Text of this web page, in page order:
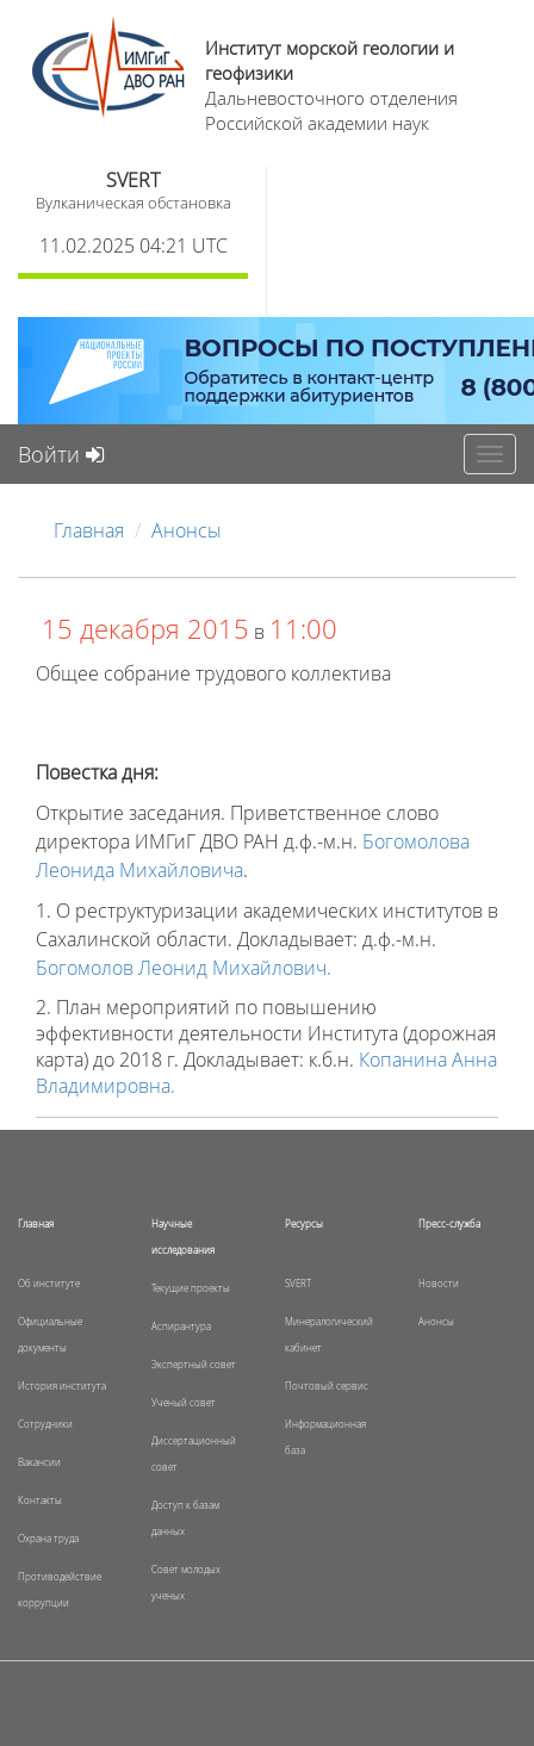
Институт морской геологии и
геофизики
Дальневосточного отделения
Российской академии наук
SVERT
Вулканическая обстановка
11.02.2025 04:21 UTC
Войти
Главная Анонсы
15 декабря 2015 в 11:00
Общее собрание трудового коллектива
Повестка дня:
Открытие заседания. Приветственное слово
директора ИМГиГ ДВО РАН д.ф.-м.н. Богомолова
Леонида Михайловича.
1. О реструктуризации академических институтов в
Сахалинской области. Докладывает: д.ф.-м.н.
Богомолов Леонид Михайлович.
2. План мероприятий по повышению
эффективности деятельности Института (дорожная
карта) до 2018 г. Докладывает: к.б.н. Копанина Анна
Владимировна.
Главная
Об институте
Официальные
документы
История института
Сотрудники
Вакансии
Контакты
Охрана труда
Противодействие
коррупции
Научные
исследования
Текущие проекты
Аспирантура
Экспертный совет
Ученый совет
Диссертационный
совет
Доступ к базам
данных
Совет молодых
ученых
Ресурсы
SVERT
Минералогический
кабинет
Почтовый сервис
Информационная
база
Пресс-служба
Новости
Анонсы